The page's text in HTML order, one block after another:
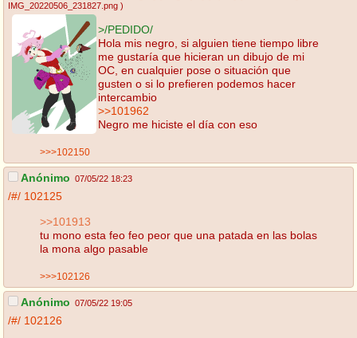
IMG_20220506_231827.png )
>/PEDIDO/
Hola mis negro, si alguien tiene tiempo libre
me gustaría que hicieran un dibujo de mi
OC, en cualquier pose o situación que
gusten o si lo prefieren podemos hacer
intercambio
>>101962
Negro me hiciste el día con eso
>>>102150
Anónimo 07/05/22 18:23
/#/ 102125
>>101913
tu mono esta feo feo peor que una patada en las bolas
la mona algo pasable
>>>102126
Anónimo 07/05/22 19:05
/#/ 102126